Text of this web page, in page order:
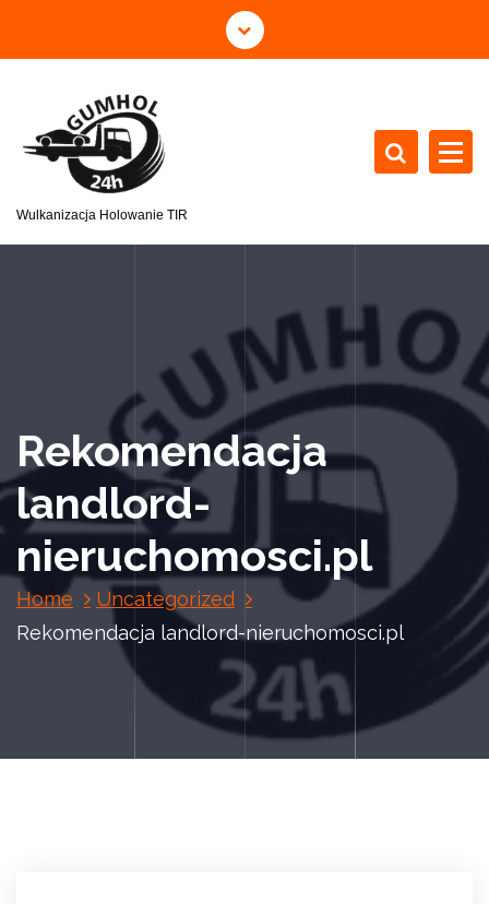
Wulkanizacja Holowanie TIR
Rekomendacja
landlord-
nieruchomosci.pl
Home
Uncategorized
Rekomendacja landlord-nieruchomosci.pl